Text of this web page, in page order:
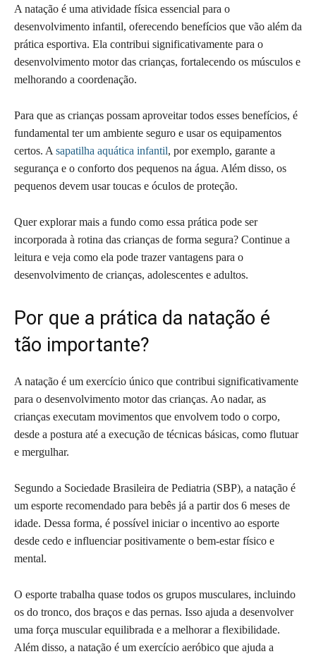
A natação é uma atividade física essencial para o
desenvolvimento infantil, oferecendo benefícios que vão além da
prática esportiva. Ela contribui significativamente para o
desenvolvimento motor das crianças, fortalecendo os músculos e
melhorando a coordenação.
Para que as crianças possam aproveitar todos esses benefícios, é
fundamental ter um ambiente seguro e usar os equipamentos
certos. A sapatilha aquática infantil, por exemplo, garante a
segurança e o conforto dos pequenos na água. Além disso, os
pequenos devem usar toucas e óculos de proteção.
Quer explorar mais a fundo como essa prática pode ser
incorporada à rotina das crianças de forma segura? Continue a
leitura e veja como ela pode trazer vantagens para o
desenvolvimento de crianças, adolescentes e adultos.
Por que a prática da natação é
tão importante?
A natação é um exercício único que contribui significativamente
para o desenvolvimento motor das crianças. Ao nadar, as
crianças executam movimentos que envolvem todo o corpo,
desde a postura até a execução de técnicas básicas, como flutuar
e mergulhar.
Segundo a Sociedade Brasileira de Pediatria (SBP), a natação é
um esporte recomendado para bebês já a partir dos 6 meses de
idade. Dessa forma, é possível iniciar o incentivo ao esporte
desde cedo e influenciar positivamente o bem-estar físico e
mental.
O esporte trabalha quase todos os grupos musculares, incluindo
os do tronco, dos braços e das pernas. Isso ajuda a desenvolver
uma força muscular equilibrada e a melhorar a flexibilidade.
Além disso, a natação é um exercício aeróbico que ajuda a